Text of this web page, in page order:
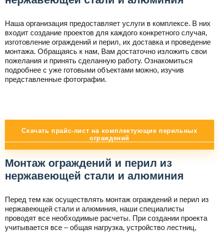
Наша организация предоставляет услуги в комплексе. В них
входит создание проектов для каждого конкретного случая,
изготовление ограждений и перил, их доставка и проведение
монтажа. Обращаясь к нам, Вам достаточно изложить свои
пожелания и принять сделанную работу. Ознакомиться
подробнее с уже готовыми объектами можно, изучив
представленные фотографии.
Скачать прайс-лист на комплектующие перильных
ограждений
Монтаж ограждений и перил из
нержавеющей стали и алюминия
Перед тем как осуществлять монтаж ограждений и перил из
нержавеющей стали и алюминия, наши специалисты
проводят все необходимые расчеты. При создании проекта
учитывается все – общая нагрузка, устройство лестниц,